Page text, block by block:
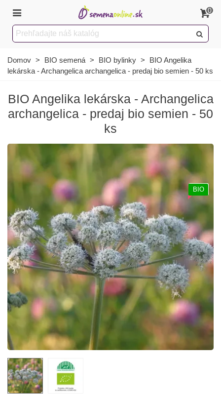
0
Domov > BIO semená > BIO bylinky >
BIO Angelika
lekárska - Archangelica archangelica - predaj bio semien - 50 ks
BIO Angelika lekárska - Archangelica
archangelica - predaj bio semien - 50
ks
BIO